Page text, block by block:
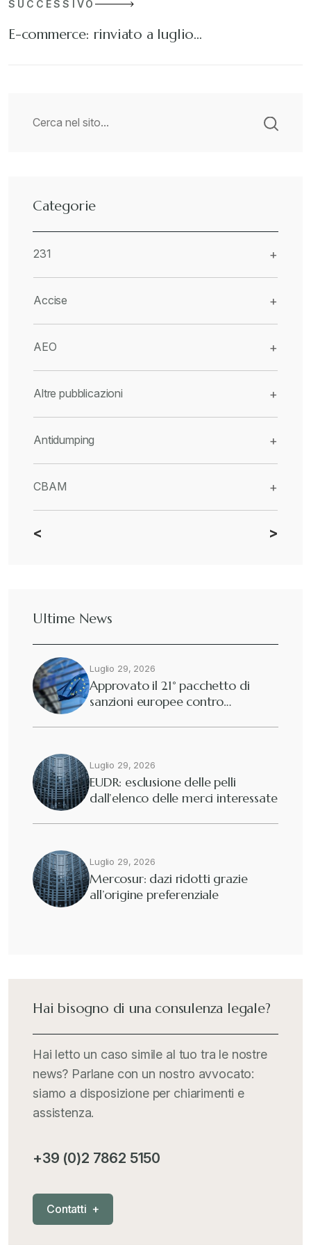
SUCCESSIVO
E-commerce: rinviato a luglio…
Categorie
231 +
Accise +
AEO +
Altre pubblicazioni +
Antidumping +
CBAM +
Dazi +
Diritto tributario internazionale
Diritto tributario nazionale
Eutekne
Fisco e tributi
Guide e Manuali
Il Doganalista
MementoPiù - Giuffré
< >
Ultime News
Luglio 29, 2026
Approvato il 21° pacchetto di
sanzioni europee contro…
Luglio 29, 2026
EUDR: esclusione delle pelli
dall’elenco delle merci interessate
Luglio 29, 2026
Mercosur: dazi ridotti grazie
all’origine preferenziale
Hai bisogno di una consulenza legale?
Hai letto un caso simile al tuo tra le nostre
news? Parlane con un nostro avvocato:
siamo a disposizione per chiarimenti e
assistenza.
+39 (0)2 7862 5150
Contatti +